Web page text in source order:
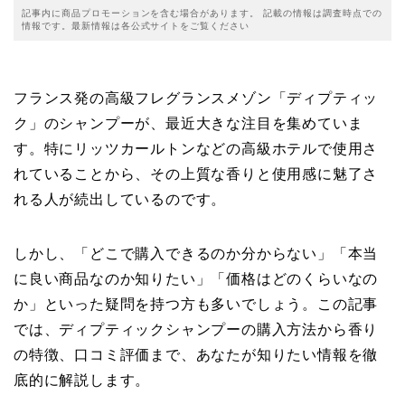
記事内に商品プロモーションを含む場合があります。 記載の情報は調査時点での
情報です。最新情報は各公式サイトをご覧ください
フランス発の高級フレグランスメゾン「ディプティッ
ク」のシャンプーが、最近大きな注目を集めていま
す。特にリッツカールトンなどの高級ホテルで使用さ
れていることから、その上質な香りと使用感に魅了さ
れる人が続出しているのです。
しかし、「どこで購入できるのか分からない」「本当
に良い商品なのか知りたい」「価格はどのくらいなの
か」といった疑問を持つ方も多いでしょう。この記事
では、ディプティックシャンプーの購入方法から香り
の特徴、口コミ評価まで、あなたが知りたい情報を徹
底的に解説します。